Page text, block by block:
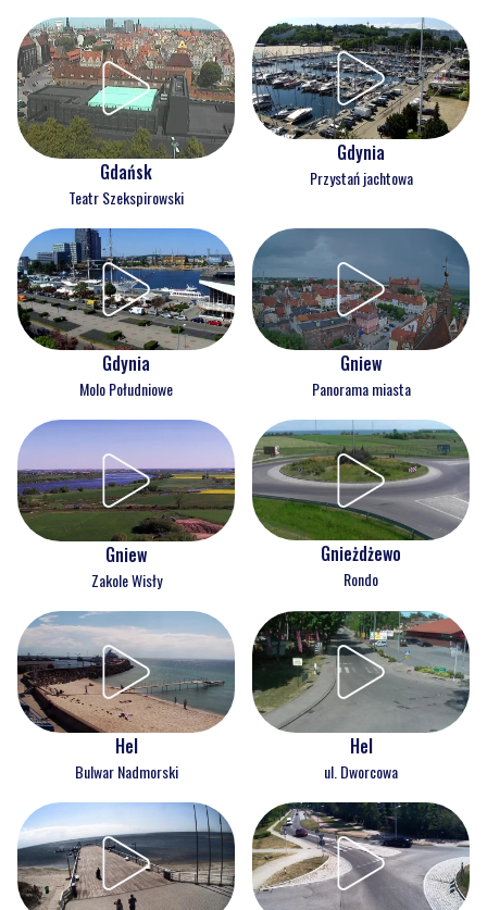
Gdańsk
Teatr Szekspirowski
Gdynia
Przystań jachtowa
Gdynia
Molo Południowe
Gniew
Panorama miasta
Gniew
Zakole Wisły
Gnieżdżewo
Rondo
Hel
Bulwar Nadmorski
Hel
ul. Dworcowa